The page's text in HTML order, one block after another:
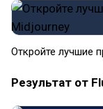
Откройте лучшие
Результат от